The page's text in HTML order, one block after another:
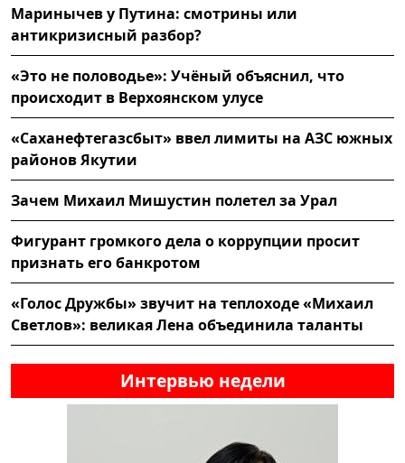
Маринычев у Путина: смотрины или
антикризисный разбор?
«Это не половодье»: Учёный объяснил, что
происходит в Верхоянском улусе
«Саханефтегазсбыт» ввел лимиты на АЗС южных
районов Якутии
Зачем Михаил Мишустин полетел за Урал
Фигурант громкого дела о коррупции просит
признать его банкротом
«Голос Дружбы» звучит на теплоходе «Михаил
Светлов»: великая Лена объединила таланты
Интервью недели